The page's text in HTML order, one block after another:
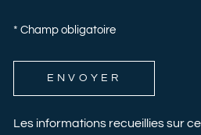
* Champ obligatoire
ENVOYER
Les informations recueillies sur